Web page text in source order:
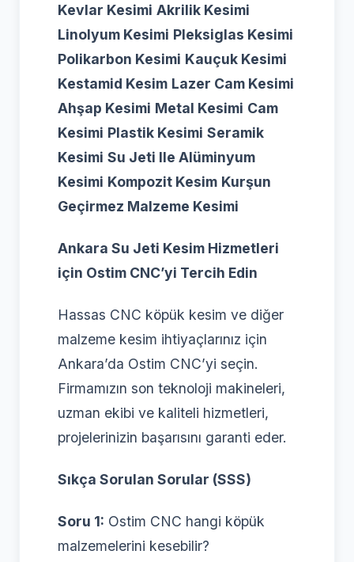
Kevlar Kesimi Akrilik Kesimi
Linolyum Kesimi Pleksiglas Kesimi
Polikarbon Kesimi Kauçuk Kesimi
Kestamid Kesim Lazer Cam Kesimi
Ahşap Kesimi Metal Kesimi Cam
Kesimi Plastik Kesimi Seramik
Kesimi Su Jeti Ile Alüminyum
Kesimi Kompozit Kesim Kurşun
Geçirmez Malzeme Kesimi
Ankara Su Jeti Kesim Hizmetleri
için Ostim CNC’yi Tercih Edin
Hassas CNC köpük kesim ve diğer
malzeme kesim ihtiyaçlarınız için
Ankara’da Ostim CNC’yi seçin.
Firmamızın son teknoloji makineleri,
uzman ekibi ve kaliteli hizmetleri,
projelerinizin başarısını garanti eder.
Sıkça Sorulan Sorular (SSS)
Soru 1: Ostim CNC hangi köpük
malzemelerini kesebilir?